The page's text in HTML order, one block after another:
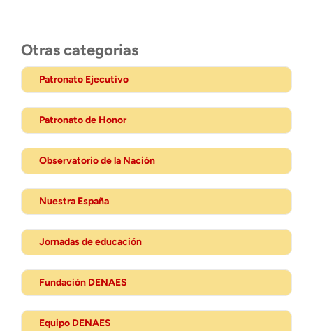
Otras categorias
Patronato Ejecutivo
Patronato de Honor
Observatorio de la Nación
Nuestra España
Jornadas de educación
Fundación DENAES
Equipo DENAES